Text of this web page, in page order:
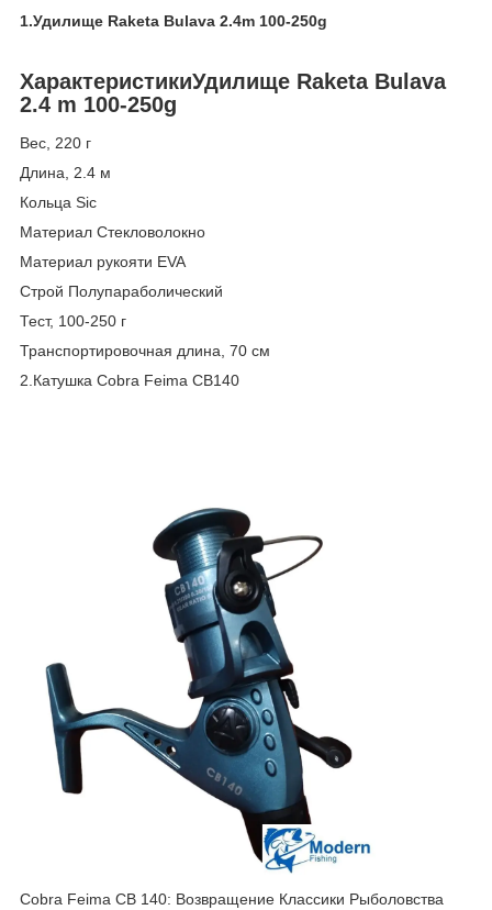
1.Удилище Raketa Bulava 2.4m 100-250g
ХарактеристикиУдилище Raketa Bulava
2.4 m 100-250g
Вес, 220 г
Длина, 2.4 м
Кольца Sic
Материал Стекловолокно
Материал рукояти EVA
Строй Полупараболический
Тест, 100-250 г
Транспортировочная длина, 70 см
2.Катушка Cobra Feima CB140
Cobra Feima CB 140: Возвращение Классики Рыболовства